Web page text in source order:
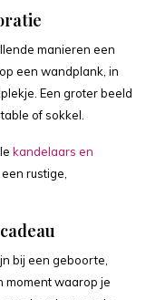
manieren een
een wandplank, in
Een groter beeld
of sokkel.
kandelaars en
rustige,
bij een geboorte,
moment waarop je